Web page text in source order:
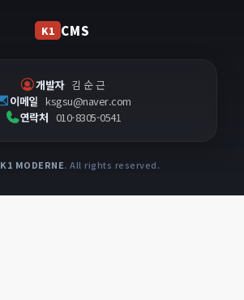
K1 CMS
개발자 김 순 근
이메일 ksgsu@naver.com
연락처 010-8305-0541
K1 MODERNE. All rights reserved.